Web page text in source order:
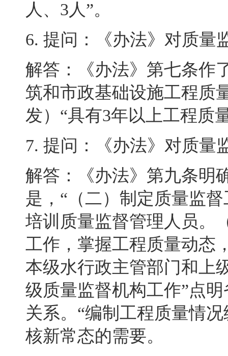
人、 3人”。
6. 提问：《办法》对质量
解答：《办法》第七条作
筑和市政基础设施工程质
发）“具有3年以上工程质
7. 提问：《办法》对质量
解答：《办法》第九条明
是，“（二）制定质量监
培训质量监督管理人员。
工作，掌握工程质量动态
本级水行政主管部门和上
级质量监督机构工作”点
关系。 “编制工程质量情
核新常态的需要。